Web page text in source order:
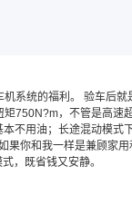
系统的福利。 验车后
750N?m，不管是高速
不用油；长途混动模式
果你和我一样是兼顾家
，既省钱又安静。